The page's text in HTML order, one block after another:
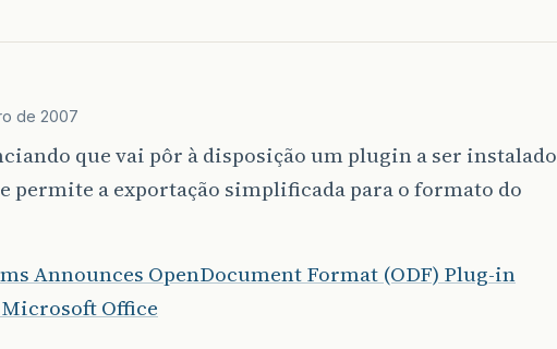
de 2007
que vai pôr à disposição um plugin a ser instalado
permite a exportação simplificada para o formato do
Announces OpenDocument Format (ODF) Plug-in
Office